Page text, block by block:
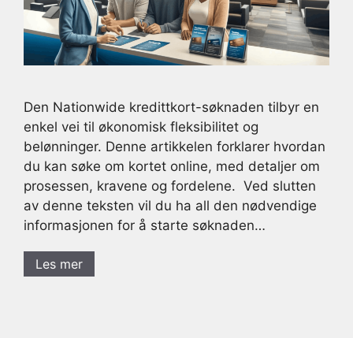
Den Nationwide kredittkort-søknaden tilbyr en
enkel vei til økonomisk fleksibilitet og
belønninger. Denne artikkelen forklarer hvordan
du kan søke om kortet online, med detaljer om
prosessen, kravene og fordelene. Ved slutten
av denne teksten vil du ha all den nødvendige
informasjonen for å starte søknaden…
Les mer